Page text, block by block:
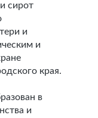
сирот
и
и
края.
в
и